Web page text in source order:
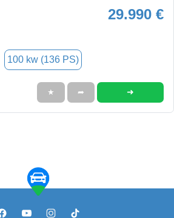
29.990 €
100 kw (136 PS)
★ ➦ ➜